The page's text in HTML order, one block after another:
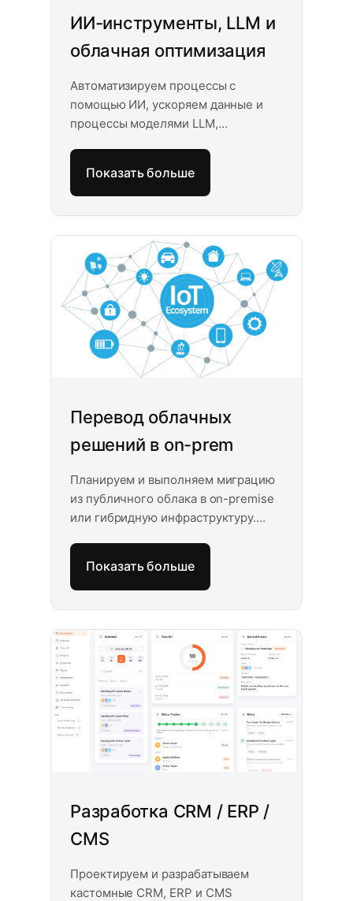
ИИ-инструменты, LLM и
облачная оптимизация
Автоматизируем процессы с
помощью ИИ, ускоряем данные и
процессы моделями LLM,
анализировать и снижать расходы
на облако. Решения под ваш бизнес.
Показать больше
Перевод облачных
решений в on-prem
Планируем и выполняем миграцию
из публичного облака в on-premise
или гибридную инфраструктуру.
внутренним политикам,
предсказуемые затраты,
минимальный простой. Аудит,
проектирование архитектуры,
миграция и поддержка после
перехода.
Показать больше
Разработка CRM / ERP /
CMS
Проектируем и разрабатываем
кастомные CRM, ERP и CMS